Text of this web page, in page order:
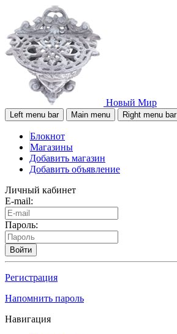
Новый Мир
Left menu bar Main menu Right menu bar
Блокнот
Магазины
Добавить магазин
Добавить объявление
Личный кабинет
E-mail:
Пароль:
Войти
Регистрация
Напомнить пароль
Навигация